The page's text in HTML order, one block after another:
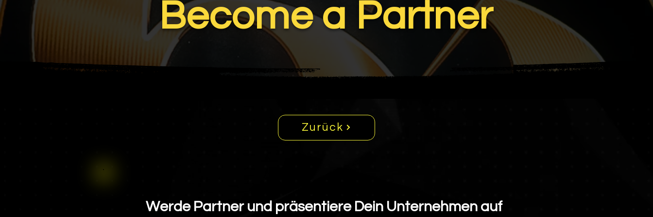
Become a Partner
Zurück
Werde Partner und präsentiere Dein Unternehmen auf